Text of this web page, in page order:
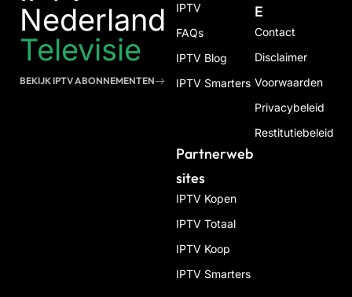
Nederland
Televisie
BEKIJK IPTV ABONNEMENTEN
IPTV
FAQs
IPTV Blog
IPTV Smarters
E
Contact
Disclaimer
Voorwaarden
Privacybeleid
Restitutiebeleid
Partnerweb
Sites
IPTV Kopen
IPTV Totaal
IPTV Koop
IPTV Smarters